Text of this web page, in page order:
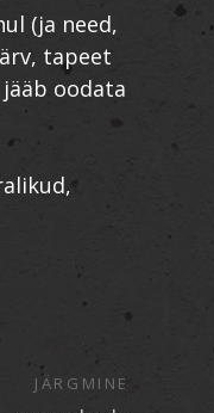
(ja need,
tapeet
oodata
JÄRGMINE